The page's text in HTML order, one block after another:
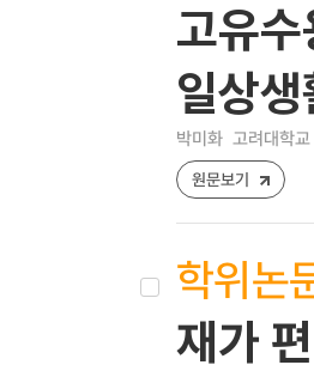
고유
일상
박미화 고려대학
원문보기
학위논
재가